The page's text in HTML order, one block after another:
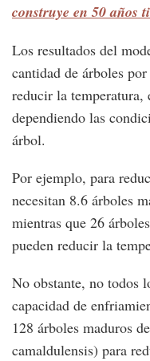
construye en 50 años
Los resultados del
cantidad de árboles
reducir la temperatura,
dependiendo las
árbol.
Por ejemplo, para
necesitan 8.6 árboles
mientras que 26
pueden reducir la
No obstante, no todos
capacidad de
128 árboles maduros
camaldulensis) para